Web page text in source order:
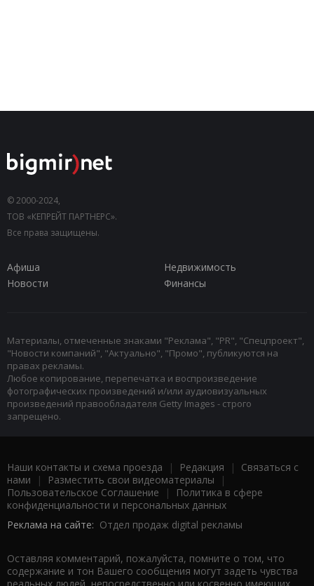
© 2000-2024,
ТОВ «КЕПРЕЙТ ПАРТНЕРС».
Все права защищены.
Афиша
Недвижимость
Новости
Финансы
Материалы, отмеченные знаками "Реклама", "PR", "Спецпроект",
"Новости компаний", "Актуально", "Промо", публикуются на
правах рекламы.
Любое копирование, перепечатка и воспроизведение
фотографических произведений и/или аудиовизуальных
произведений правообладателя Getty Images - строго
запрещено.
Наши контакты и схема проезда | Редакция | Связаться с
нами | Разместить свои видеоматериалы |
Пользовательское Соглашение |
Политика в сфере
конфиденциальности и персональных данных
Реклама на сайте: Отдел продаж digital рекламы
Оставляя комментарий, пожалуйста, помните о том, что
содержание и тон Вашего сообщения могут задеть чувства